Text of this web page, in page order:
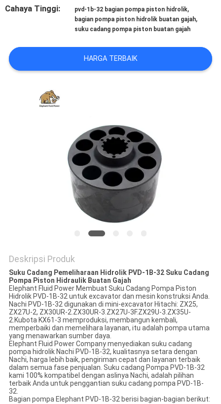
SITEMAP
PRIVACY
POLICY
Cahaya Tinggi: pvd-1b-32 bagian pompa piston hidrolik,
bagian pompa piston hidrolik buatan gajah,
suku cadang pompa piston buatan gajah
HARGA TERBAIK
Deskripsi Produk
Suku Cadang Pemeliharaan Hidrolik PVD-1B-32 Suku Cadang
Pompa Piston Hidraulik Buatan Gajah
Elephant Fluid Power Membuat Suku Cadang Pompa Piston
Hidrolik PVD-1B-32 untuk excavator dan mesin konstruksi Anda.
Nachi PVD-1B-32 digunakan di mini-excavator Hitachi: ZX25,
ZX27U-2, ZX30UR-2.ZX30UR-3.ZX27U-3F.ZX29U-3.ZX35U-
2.Kubota KX61-3 memproduksi, membangun kembali,
memperbaiki dan memelihara layanan, itu adalah pompa utama
yang menawarkan sumber daya.
Elephant Fluid Power Company menyediakan suku cadang
pompa hidrolik Nachi PVD-1B-32, kualitasnya setara dengan
Nachi, harga lebih baik, pengiriman cepat dan layanan terbaik
dalam semua fase penjualan. Suku cadang Pompa PVD-1B-32
kami 100% kompatibel dengan aslinya Nachi, adalah pilihan
terbaik Anda untuk penggantian suku cadang pompa PVD-1B-
32.
Bagian pompa Elephant PVD-1B-32 berisi bagian-bagian berikut: